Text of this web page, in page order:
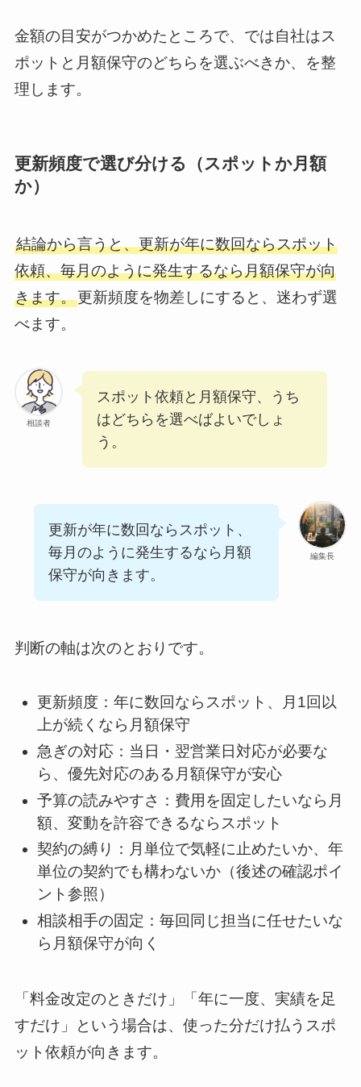
金額の目安がつかめたところで、では自社はス
ポットと月額保守のどちらを選ぶべきか、を整
理します。
更新頻度で選び分ける（スポットか月額
か）
結論から言うと、更新が年に数回ならスポット
依頼、毎月のように発生するなら月額保守が向
きます。更新頻度を物差しにすると、迷わず選
べます。
相談者
スポット依頼と月額保守、うち
はどちらを選べばよいでしょ
う。
編集長
更新が年に数回ならスポット、
毎月のように発生するなら月額
保守が向きます。
判断の軸は次のとおりです。
更新頻度：年に数回ならスポット、月1回以
上が続くなら月額保守
急ぎの対応：当日・翌営業日対応が必要な
ら、優先対応のある月額保守が安心
予算の読みやすさ：費用を固定したいなら月
額、変動を許容できるならスポット
契約の縛り：月単位で気軽に止めたいか、年
単位の契約でも構わないか（後述の確認ポイ
ント参照）
相談相手の固定：毎回同じ担当に任せたいな
ら月額保守が向く
「料金改定のときだけ」「年に一度、実績を足
すだけ」という場合は、使った分だけ払うスポ
ット依頼が向きます。